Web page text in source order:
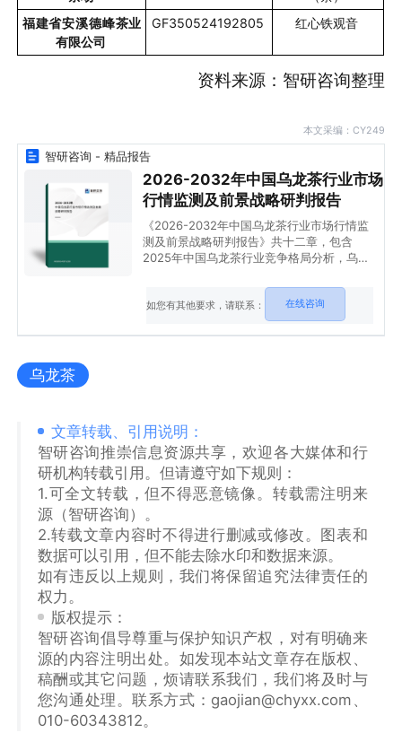
福建省安溪德峰茶业
有限公司
GF350524192805 红心铁观音
资料来源：智研咨询整理
本文采编：CY249
智研咨询 - 精品报告
2026-2032年中国乌龙茶行业市场
行情监测及前景战略研判报告
《2026-2032年中国乌龙茶行业市场行情监
测及前景战略研判报告》共十二章，包含
2025年中国乌龙茶行业竞争格局分析，乌龙
国乌龙茶行业发展前景预测等内容。
如您有其他要求，请联系： 在线咨询
乌龙茶
文章转载、引用说明：
智研咨询推崇信息资源共享，欢迎各大媒体和行
研机构转载引用。但请遵守如下规则：
1.可全文转载，但不得恶意镜像。转载需注明来
源（智研咨询）。
2.转载文章内容时不得进行删减或修改。图表和
数据可以引用，但不能去除水印和数据来源。
如有违反以上规则，我们将保留追究法律责任的
权力。
版权提示：
智研咨询倡导尊重与保护知识产权，对有明确来
源的内容注明出处。如发现本站文章存在版权、
稿酬或其它问题，烦请联系我们，我们将及时与
您沟通处理。联系方式：gaojian@chyxx.com、
010-60343812。